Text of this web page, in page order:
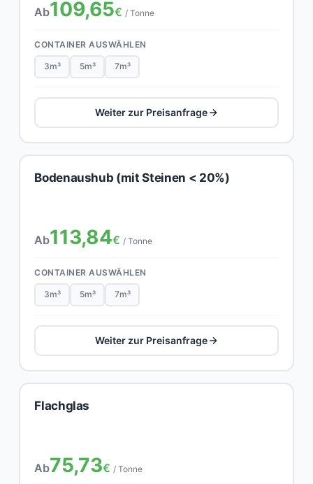
Ab109,65€ / Tonne
CONTAINER AUSWÄHLEN
3m³ 5m³ 7m³
Weiter zur Preisanfrage
Bodenaushub (mit Steinen < 20%)
Ab113,84€ / Tonne
CONTAINER AUSWÄHLEN
3m³ 5m³ 7m³
Weiter zur Preisanfrage
Flachglas
Ab75,73€ / Tonne